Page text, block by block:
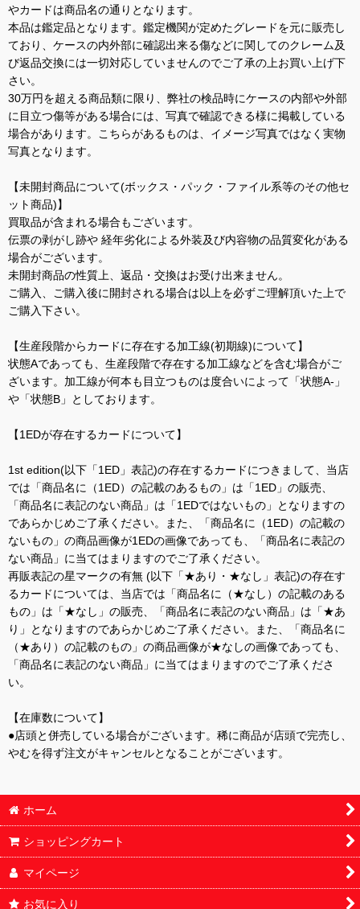
やカードは商品名の通りとなります。
本品は鑑定品となります。鑑定機関が定めたグレードを元に販売し
ており、ケースの内外部に確認出来る傷などに関してのクレーム及
び返品交換には一切対応していませんのでご了承の上お買い上げ下
さい。
30万円を超える商品類に限り、弊社の検品時にケースの内部や外部
に目立つ傷等がある場合には、写真で確認できる様に掲載している
場合があります。こちらがあるものは、イメージ写真ではなく実物
写真となります。
【未開封商品について(ボックス・パック・ファイル系等のその他セ
ット商品)】
買取品が含まれる場合もございます。
伝票の剥がし跡や 経年劣化による外装及び内容物の品質変化がある
場合がございます。
未開封商品の性質上、返品・交換はお受け出来ません。
ご購入、ご購入後に開封される場合は以上を必ずご理解頂いた上で
ご購入下さい。
【生産段階からカードに存在する加工線(初期線)について】
状態Aであっても、生産段階で存在する加工線などを含む場合がご
ざいます。加工線が何本も目立つものは度合いによって「状態A-」
や「状態B」としております。
【1EDが存在するカードについて】
1st edition(以下「1ED」表記)の存在するカードにつきまして、当店
では「商品名に（1ED）の記載のあるもの」は「1ED」の販売、
「商品名に表記のない商品」は「1EDではないもの」となりますの
であらかじめご了承ください。また、「商品名に（1ED）の記載の
ないもの」の商品画像が1EDの画像であっても、「商品名に表記の
ない商品」に当てはまりますのでご了承ください。
再販表記の星マークの有無 (以下「★あり・★なし」表記)の存在す
るカードについては、当店では「商品名に（★なし）の記載のある
もの」は「★なし」の販売、「商品名に表記のない商品」は「★あ
り」となりますのであらかじめご了承ください。また、「商品名に
（★あり）の記載のもの」の商品画像が★なしの画像であっても、
「商品名に表記のない商品」に当てはまりますのでご了承くださ
い。
【在庫数について】
●店頭と併売している場合がございます。稀に商品が店頭で完売し、
やむを得ず注文がキャンセルとなることがございます。
ホーム
ショッピングカート
マイページ
お気に入り